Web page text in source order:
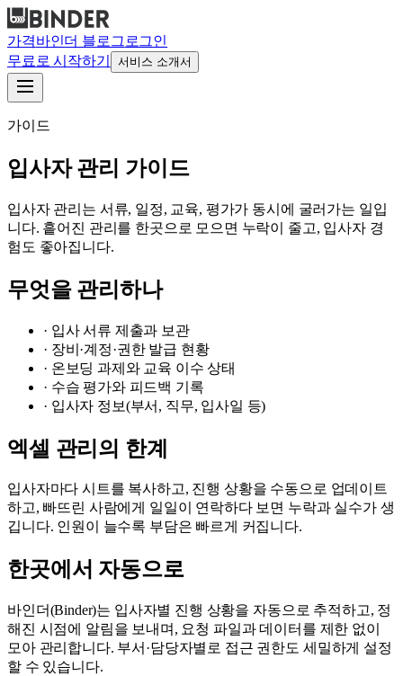
가격바인더 블로그 로그인
무료로 시작하기
서비스 소개서
가이드
입사자 관리 가이드
입사자 관리는 서류, 일정, 교육, 평가가 동시에 굴러가는 일입
니다. 흩어진 관리를 한곳으로 모으면 누락이 줄고, 입사자 경
험도 좋아집니다.
무엇을 관리하나
· 입사 서류 제출과 보관
· 장비·계정·권한 발급 현황
· 온보딩 과제와 교육 이수 상태
· 수습 평가와 피드백 기록
· 입사자 정보(부서, 직무, 입사일 등)
엑셀 관리의 한계
입사자마다 시트를 복사하고, 진행 상황을 수동으로 업데이트
하고, 빠뜨린 사람에게 일일이 연락하다 보면 누락과 실수가 생
깁니다. 인원이 늘수록 부담은 빠르게 커집니다.
한곳에서 자동으로
바인더(Binder)는 입사자별 진행 상황을 자동으로 추적하고, 정
해진 시점에 알림을 보내며, 요청 파일과 데이터를 제한 없이
모아 관리합니다. 부서·담당자별로 접근 권한도 세밀하게 설정
할 수 있습니다.